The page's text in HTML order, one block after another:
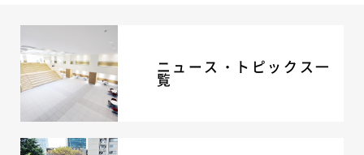
ニュース・トピックス一
覧